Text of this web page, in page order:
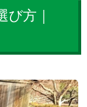
び方｜